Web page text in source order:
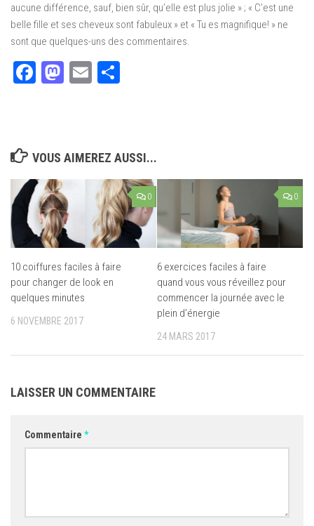
aucune différence, sauf, bien sûr, qu’elle est plus jolie » ; « C’est une
belle fille et ses cheveux sont fabuleux » et « Tu es magnifique! » ne
sont que quelques-uns des commentaires.
Facebook
Mastodon
Email
VOUS AIMEREZ AUSSI...
0
10 coiffures faciles à faire
pour changer de look en
quelques minutes
6 NOVEMBRE 2017
0
6 exercices faciles à faire
quand vous vous réveillez pour
commencer la journée avec le
plein d’énergie
24 MARS 2017
LAISSER UN COMMENTAIRE
Commentaire *